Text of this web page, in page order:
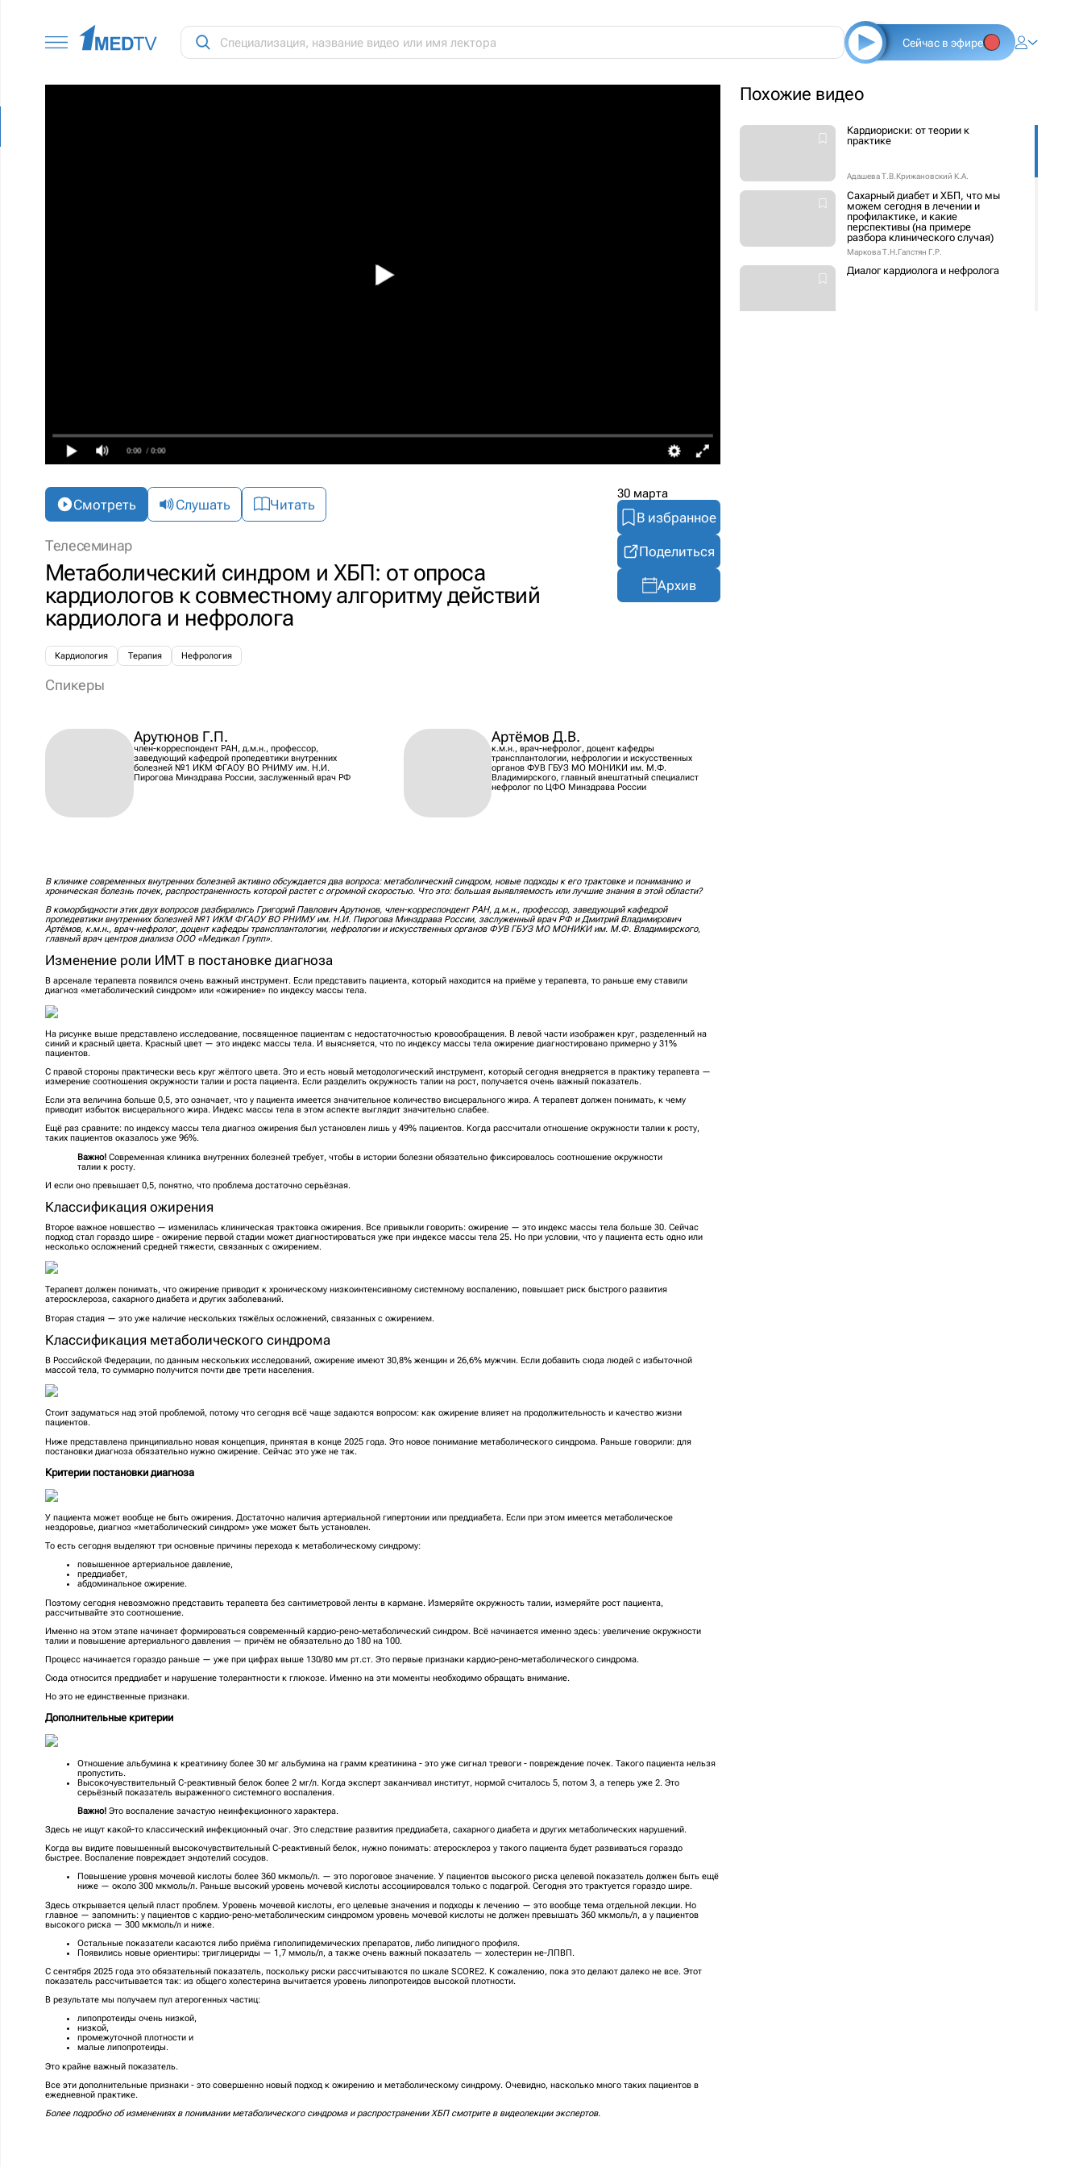
Сейчас в эфире
0:00 / 0:00
Смотреть Слушать Читать
Телесеминар
Метаболический синдром и ХБП: от опроса
кардиологов к совместному алгоритму действий
кардиолога и нефролога
Кардиология Терапия Нефрология
30 марта
В избранное
Поделиться
Архив
Спикеры
Арутюнов Г.П.
член-корреспондент РАН, д.м.н., профессор,
заведующий кафедрой пропедевтики внутренних
болезней №1 ИКМ ФГАОУ ВО РНИМУ им. Н.И.
Пирогова Минздрава России, заслуженный врач РФ
Артёмов Д.В.
к.м.н., врач-нефролог, доцент кафедры
трансплантологии, нефрологии и искусственных
органов ФУВ ГБУЗ МО МОНИКИ им. М.Ф.
Владимирского, главный внештатный специалист
нефролог по ЦФО Минздрава России
В клинике современных внутренних болезней активно обсуждается два вопроса: метаболический синдром, новые подходы к его трактовке и пониманию и
хроническая болезнь почек, распространенность которой растет с огромной скоростью. Что это: большая выявляемость или лучшие знания в этой области?
В коморбидности этих двух вопросов разбирались Григорий Павлович Арутюнов, член-корреспондент РАН, д.м.н., профессор, заведующий кафедрой
пропедевтики внутренних болезней №1 ИКМ ФГАОУ ВО РНИМУ им. Н.И. Пирогова Минздрава России, заслуженный врач РФ и Дмитрий Владимирович
Артёмов, к.м.н., врач-нефролог, доцент кафедры трансплантологии, нефрологии и искусственных органов ФУВ ГБУЗ МО МОНИКИ им. М.Ф. Владимирского,
главный врач центров диализа ООО «Медикал Групп».
Изменение роли ИМТ в постановке диагноза
В арсенале терапевта появился очень важный инструмент. Если представить пациента, который находится на приёме у терапевта, то раньше ему ставили
диагноз «метаболический синдром» или «ожирение» по индексу массы тела.
На рисунке выше представлено исследование, посвященное пациентам с недостаточностью кровообращения. В левой части изображен круг, разделенный на
синий и красный цвета. Красный цвет — это индекс массы тела. И выясняется, что по индексу массы тела ожирение диагностировано примерно у 31%
пациентов.
С правой стороны практически весь круг жёлтого цвета. Это и есть новый методологический инструмент, который сегодня внедряется в практику терапевта —
измерение соотношения окружности талии и роста пациента. Если разделить окружность талии на рост, получается очень важный показатель.
Если эта величина больше 0,5, это означает, что у пациента имеется значительное количество висцерального жира. А терапевт должен понимать, к чему
приводит избыток висцерального жира. Индекс массы тела в этом аспекте выглядит значительно слабее.
Ещё раз сравните: по индексу массы тела диагноз ожирения был установлен лишь у 49% пациентов. Когда рассчитали отношение окружности талии к росту,
таких пациентов оказалось уже 96%.
Важно! Современная клиника внутренних болезней требует, чтобы в истории болезни обязательно фиксировалось соотношение окружности
талии к росту.
И если оно превышает 0,5, понятно, что проблема достаточно серьёзная.
Классификация ожирения
Второе важное новшество — изменилась клиническая трактовка ожирения. Все привыкли говорить: ожирение — это индекс массы тела больше 30. Сейчас
подход стал гораздо шире - ожирение первой стадии может диагностироваться уже при индексе массы тела 25. Но при условии, что у пациента есть одно или
несколько осложнений средней тяжести, связанных с ожирением.
Терапевт должен понимать, что ожирение приводит к хроническому низкоинтенсивному системному воспалению, повышает риск быстрого развития
атеросклероза, сахарного диабета и других заболеваний.
Вторая стадия — это уже наличие нескольких тяжёлых осложнений, связанных с ожирением.
Классификация метаболического синдрома
В Российской Федерации, по данным нескольких исследований, ожирение имеют 30,8% женщин и 26,6% мужчин. Если добавить сюда людей с избыточной
массой тела, то суммарно получится почти две трети населения.
Стоит задуматься над этой проблемой, потому что сегодня всё чаще задаются вопросом: как ожирение влияет на продолжительность и качество жизни
пациентов.
Ниже представлена принципиально новая концепция, принятая в конце 2025 года. Это новое понимание метаболического синдрома. Раньше говорили: для
постановки диагноза обязательно нужно ожирение. Сейчас это уже не так.
Критерии постановки диагноза
У пациента может вообще не быть ожирения. Достаточно наличия артериальной гипертонии или преддиабета. Если при этом имеется метаболическое
нездоровье, диагноз «метаболический синдром» уже может быть установлен.
То есть сегодня выделяют три основные причины перехода к метаболическому синдрому:
повышенное артериальное давление,
преддиабет,
абдоминальное ожирение.
Поэтому сегодня невозможно представить терапевта без сантиметровой ленты в кармане. Измеряйте окружность талии, измеряйте рост пациента,
рассчитывайте это соотношение.
Именно на этом этапе начинает формироваться современный кардио-рено-метаболический синдром. Всё начинается именно здесь: увеличение окружности
талии и повышение артериального давления — причём не обязательно до 180 на 100.
Процесс начинается гораздо раньше — уже при цифрах выше 130/80 мм рт.ст. Это первые признаки кардио-рено-метаболического синдрома.
Сюда относится преддиабет и нарушение толерантности к глюкозе. Именно на эти моменты необходимо обращать внимание.
Но это не единственные признаки.
Дополнительные критерии
Отношение альбумина к креатинину более 30 мг альбумина на грамм креатинина - это уже сигнал тревоги - повреждение почек. Такого пациента нельзя
пропустить.
Высокочувствительный С-реактивный белок более 2 мг/л. Когда эксперт заканчивал институт, нормой считалось 5, потом 3, а теперь уже 2. Это
серьёзный показатель выраженного системного воспаления.
Важно! Это воспаление зачастую неинфекционного характера.
Здесь не ищут какой-то классический инфекционный очаг. Это следствие развития преддиабета, сахарного диабета и других метаболических нарушений.
Когда вы видите повышенный высокочувствительный С-реактивный белок, нужно понимать: атеросклероз у такого пациента будет развиваться гораздо
быстрее. Воспаление повреждает эндотелий сосудов.
Повышение уровня мочевой кислоты более 360 мкмоль/л. — это пороговое значение. У пациентов высокого риска целевой показатель должен быть ещё
ниже — около 300 мкмоль/л. Раньше высокий уровень мочевой кислоты ассоциировался только с подагрой. Сегодня это трактуется гораздо шире.
Здесь открывается целый пласт проблем. Уровень мочевой кислоты, его целевые значения и подходы к лечению — это вообще тема отдельной лекции. Но
главное — запомнить: у пациентов с кардио-рено-метаболическим синдромом уровень мочевой кислоты не должен превышать 360 мкмоль/л, а у пациентов
высокого риска — 300 мкмоль/л и ниже.
Остальные показатели касаются либо приёма гиполипидемических препаратов, либо липидного профиля.
Появились новые ориентиры: триглицериды — 1,7 ммоль/л, а также очень важный показатель — холестерин не-ЛПВП.
С сентября 2025 года это обязательный показатель, поскольку риски рассчитываются по шкале SCORE2. К сожалению, пока это делают далеко не все. Этот
показатель рассчитывается так: из общего холестерина вычитается уровень липопротеидов высокой плотности.
В результате мы получаем пул атерогенных частиц:
липопротеиды очень низкой,
низкой,
промежуточной плотности и
малые липопротеиды.
Это крайне важный показатель.
Все эти дополнительные признаки - это совершенно новый подход к ожирению и метаболическому синдрому. Очевидно, насколько много таких пациентов в
ежедневной практике.
Более подробно об изменениях в понимании метаболического синдрома и распространении ХБП смотрите в видеолекции экспертов.
Похожие видео
Кардиориски: от теории к
практике
Адашева Т.В. Крижановский К.А.
Сахарный диабет и ХБП, что мы
можем сегодня в лечении и
профилактике, и какие
перспективы (на примере
разбора клинического случая)
Маркова Т.Н. Галстян Г.Р.
Диалог кардиолога и нефролога